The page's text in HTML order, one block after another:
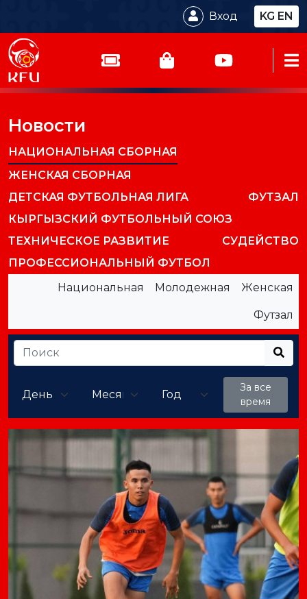
Вход KG EN
Новости
НАЦИОНАЛЬНАЯ СБОРНАЯ
ЖЕНСКАЯ СБОРНАЯ
ДЕТСКАЯ ФУТБОЛЬНАЯ ЛИГА
ФУТЗАЛ
КЫРГЫЗСКИЙ ФУТБОЛЬНЫЙ СОЮЗ
ТЕХНИЧЕСКОЕ РАЗВИТИЕ
СУДЕЙСТВО
ПРОФЕССИОНАЛЬНЫЙ ФУТБОЛ
Национальная
Молодежная Женская
Футзал
За все
время